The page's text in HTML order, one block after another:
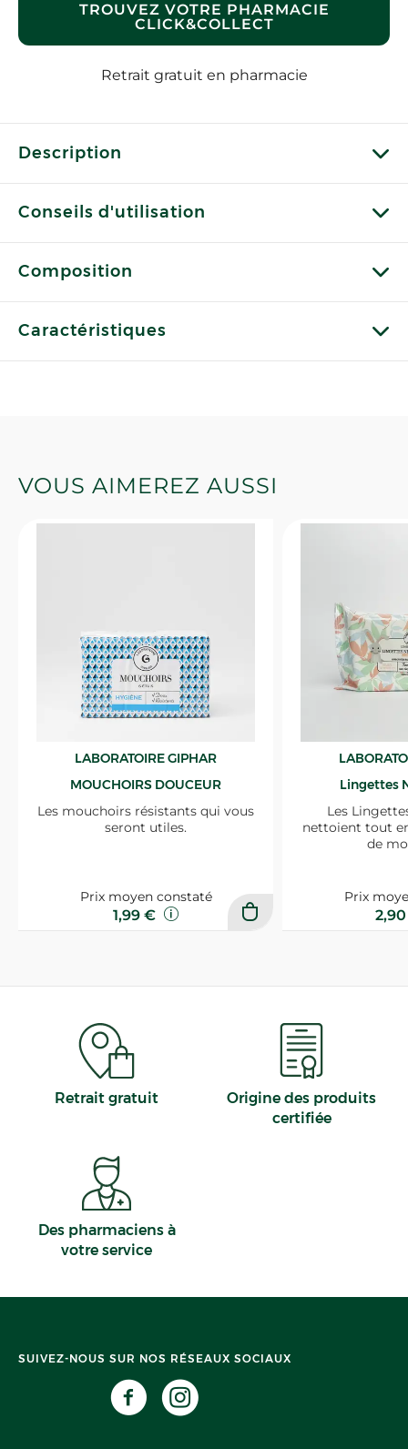
TROUVEZ VOTRE PHARMACIE
CLICK&COLLECT
Retrait gratuit en pharmacie
Description
Conseils d'utilisation
Composition
Caractéristiques
VOUS AIMEREZ AUSSI
LABORATOIRE GIPHAR
MOUCHOIRS DOUCEUR
Les mouchoirs résistants qui vous
seront utiles.
Prix moyen constaté
1,99 €
Lingettes
Les
nettoient tout
de
Prix
Retrait gratuit
Origine des produits
certifiée
Des pharmaciens à
votre service
SUIVEZ-NOUS SUR NOS RÉSEAUX SOCIAUX